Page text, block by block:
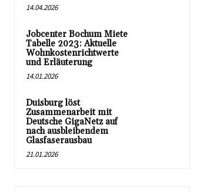
14.04.2026
Jobcenter Bochum Miete
Tabelle 2023: Aktuelle
Wohnkostenrichtwerte
und Erläuterung
14.01.2026
Duisburg löst
Zusammenarbeit mit
Deutsche GigaNetz auf
nach ausbleibendem
Glasfaserausbau
21.01.2026